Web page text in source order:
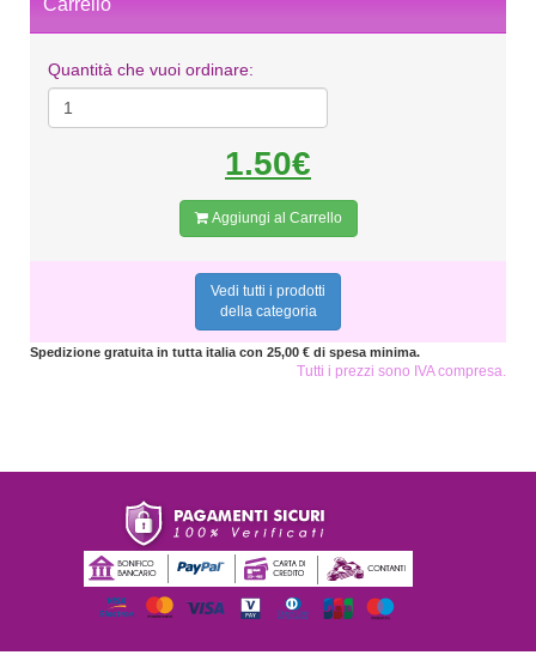
Carrello
Quantità che vuoi ordinare:
1.50€
Aggiungi al Carrello
Vedi tutti i prodotti
della categoria
Spedizione gratuita in tutta italia con 25,00 € di spesa minima.
Tutti i prezzi sono IVA compresa.